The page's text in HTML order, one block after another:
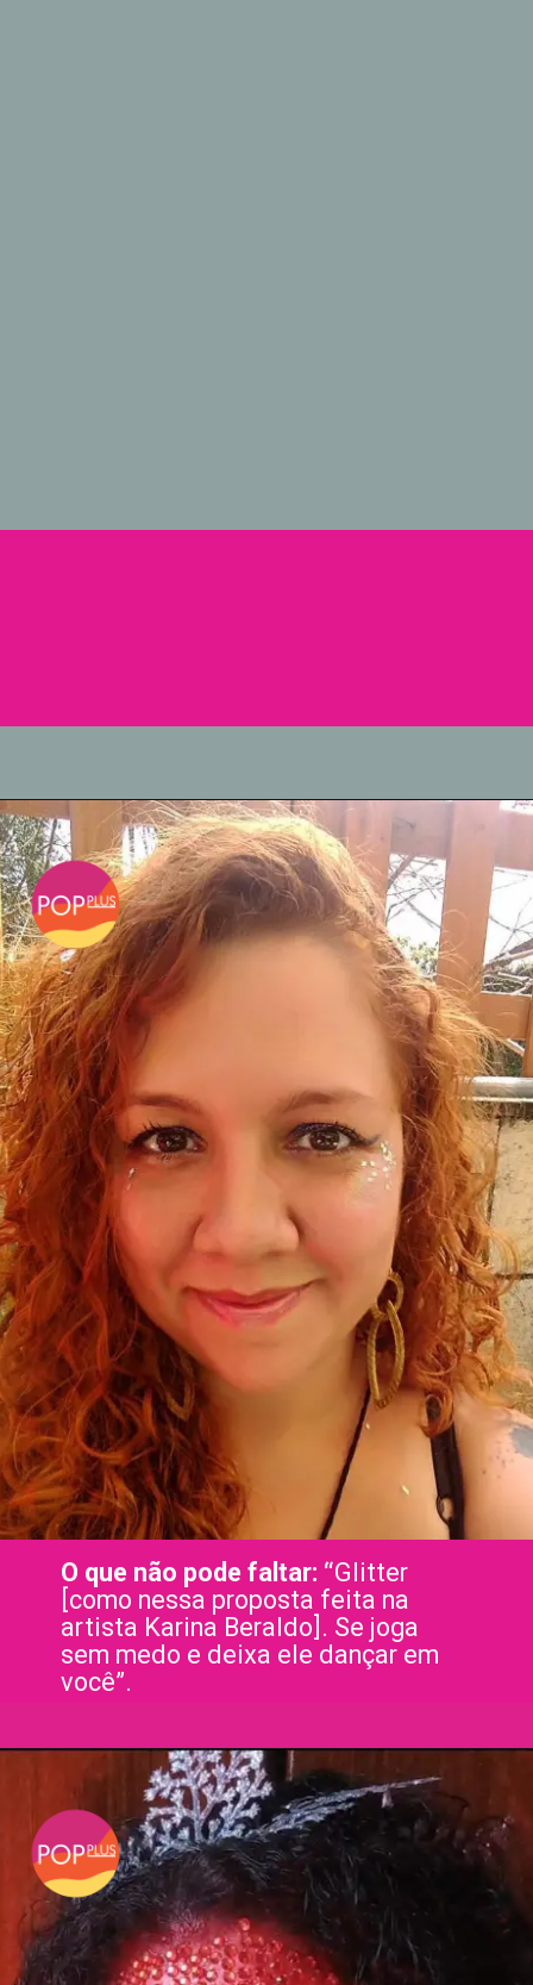
O que não pode faltar: “Glitter
[como nessa proposta feita na
artista Karina Beraldo]. Se joga
sem medo e deixa ele dançar em
você”.